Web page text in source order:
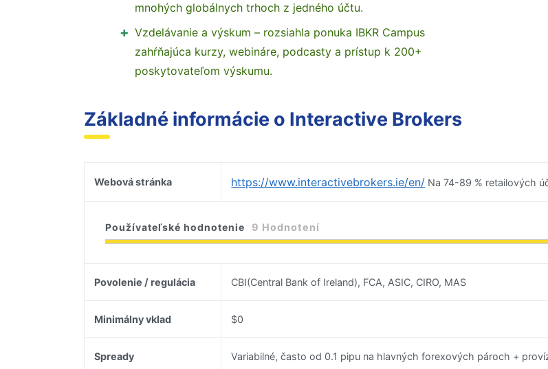
mnohých globálnych trhoch z jedného účtu.
Vzdelávanie a výskum – rozsiahla ponuka IBKR Campus
zahŕňajúca kurzy, webináre, podcasty a prístup k 200+
poskytovateľom výskumu.
Základné informácie o Interactive Brokers
Webová stránka https://www.interactivebrokers.ie/en/ Na 74-89 % retailových
Používateľské hodnotenie 9 Hodnotení
Povolenie / regulácia CBI(Central Bank of Ireland), FCA, ASIC, CIRO, MAS
Minimálny vklad $0
Spready Variabilné, často od 0.1 pipu na hlavných forexových pároch +